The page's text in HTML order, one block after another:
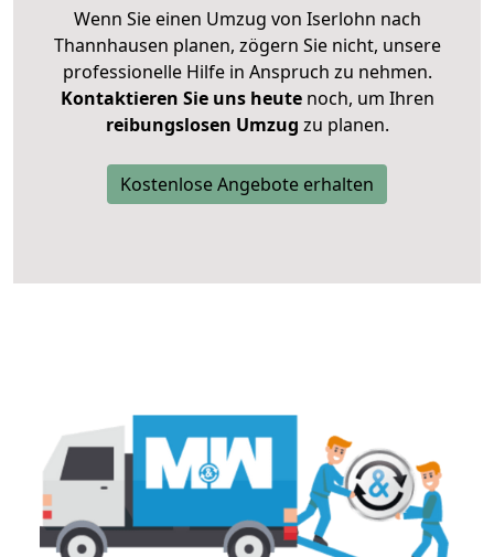
Wenn Sie einen Umzug von Iserlohn nach
Thannhausen planen, zögern Sie nicht, unsere
professionelle Hilfe in Anspruch zu nehmen.
Kontaktieren Sie uns heutenoch, um Ihren
reibungslosen Umzug zu planen.
Kostenlose Angebote erhalten